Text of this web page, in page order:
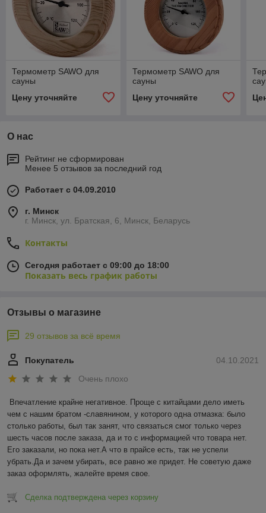
Термометр SAWO для
сауны
Цену уточняйте
Термометр SAWO для
сауны
Цену уточняйте
О нас
Рейтинг не сформирован
Менее 5 отзывов за последний год
Работает с 04.09.2010
г. Минск
г. Минск, ул. Братская, 6, Минск, Беларусь
Контакты
Сегодня работает с 09:00 до 18:00
Показать весь график работы
Отзывы о магазине
29 отзывов за всё время
04.10.2021
Покупатель
Очень плохо
Впечатление крайне негативное. Проще с китайцами дело иметь
чем с нашим братом -славянином, у которого одна отмазка: было
столько работы, был так занят, что связаться смог только через
шесть часов после заказа, да и то с информацией что товара нет.
Его заказали, но пока нет.А что в прайсе есть, так не успели
убрать.Да и зачем убирать, все равно же придет. Не советую даже
заказ оформлять, жалейте время свое.
Сделка подтверждена через корзину